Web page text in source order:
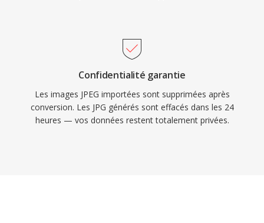
Confidentialité garantie
Les images JPEG importées sont supprimées après
conversion. Les JPG générés sont effacés dans les 24
heures — vos données restent totalement privées.